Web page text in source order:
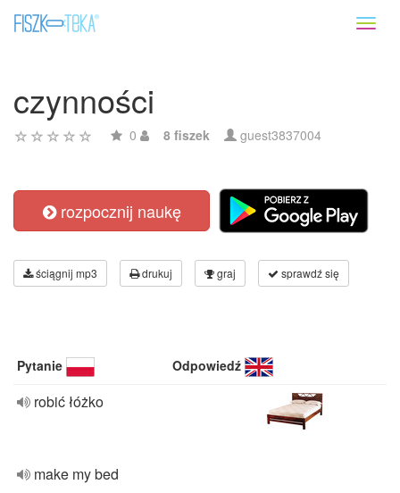
czynności
0 8 fiszek guest3837004
rozpocznij naukę
ściągnij mp3 drukuj graj sprawdź się
Pytanie Odpowiedź
robić łóżko
make my bed